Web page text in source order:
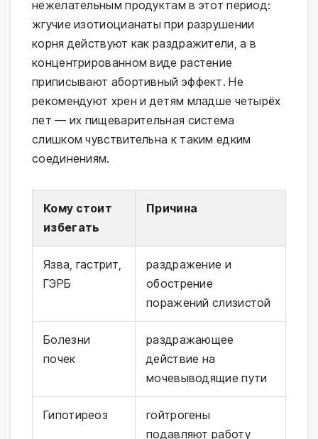
нежелательным продуктам в этот период:
жгучие изотиоцианаты при разрушении
корня действуют как раздражители, а в
концентрированном виде растение
приписывают абортивный эффект. Не
рекомендуют хрен и детям младше четырёх
лет — их пищеварительная система
слишком чувствительна к таким едким
соединениям.
Кому стоит
избегать
Причина
Язва, гастрит,
ГЭРБ
раздражение и
обострение
поражений слизистой
Болезни
почек
раздражающее
действие на
мочевыводящие пути
Гипотиреоз
гойтрогены
подавляют работу